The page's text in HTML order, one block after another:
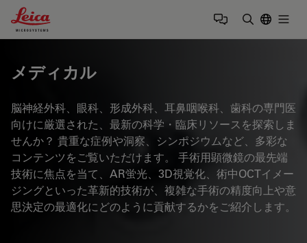
Leica Microsystems Logo
メディカル
脳神経外科、眼科、形成外科、耳鼻咽喉科、歯科の専門医
向けに厳選された、最新の科学・臨床リソースを探索しま
せんか？ 貴重な症例や洞察、シンポジウムなど、多彩な
コンテンツをご覧いただけます。 手術用顕微鏡の最先端
技術に焦点を当て、AR蛍光、3D視覚化、術中OCTイメー
ジングといった革新的技術が、複雑な手術の精度向上や意
思決定の最適化にどのように貢献するかをご紹介します。